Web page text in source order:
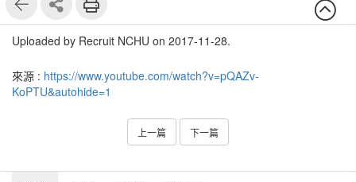
Uploaded by Recruit NCHU on 2017-11-28.
來源 : https://www.youtube.com/watch?v=pQAZv-
KoPTU&autohide=1
上一篇 下一篇